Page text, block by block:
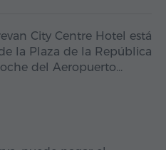
City Centre Hotel está
la Plaza de la República
del Aeropuerto…